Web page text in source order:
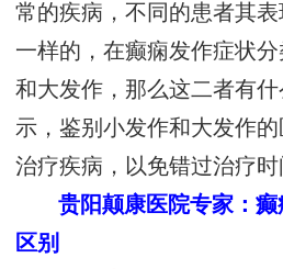
常的疾病，不同的患者其
一样的，在癫痫发作症状
和大发作，那么这二者有
示，鉴别小发作和大发作
治疗疾病，以免错过治疗时
贵阳颠康医院专家：
区别